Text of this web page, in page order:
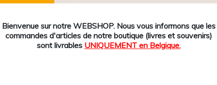
Bienvenue sur notre WEBSHOP. Nous vous informons que les
commandes d'articles de notre boutique (livres et souvenirs)
sont livrables UNIQUEMENT en Belgique.